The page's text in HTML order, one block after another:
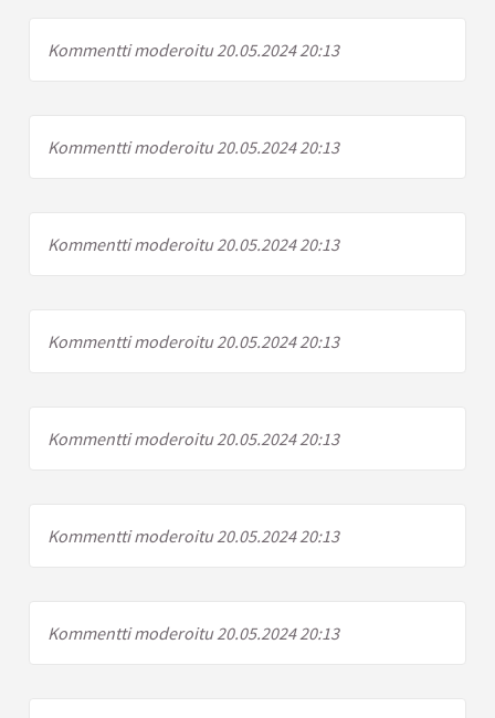
Kommentti moderoitu 20.05.2024 20:13
Kommentti moderoitu 20.05.2024 20:13
Kommentti moderoitu 20.05.2024 20:13
Kommentti moderoitu 20.05.2024 20:13
Kommentti moderoitu 20.05.2024 20:13
Kommentti moderoitu 20.05.2024 20:13
Kommentti moderoitu 20.05.2024 20:13